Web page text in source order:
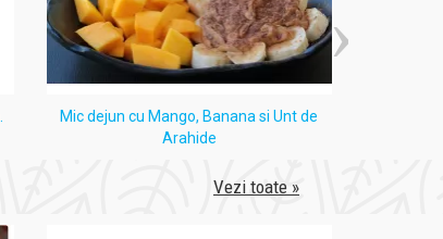
Mic dejun cu Mango, Banana si Unt de
Arahide
Vezi toate »